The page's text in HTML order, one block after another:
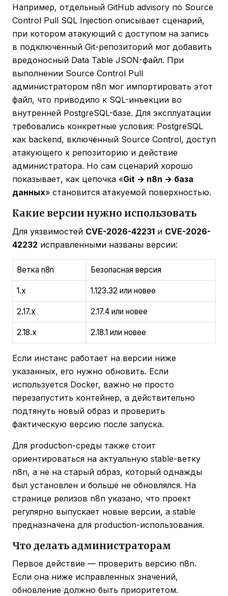
Например, отдельный GitHub advisory по Source
Control Pull SQL Injection описывает сценарий,
при котором атакующий с доступом на запись
в подключённый Git-репозиторий мог добавить
вредоносный Data Table JSON-файл. При
выполнении Source Control Pull
администратором n8n мог импортировать этот
файл, что приводило к SQL-инъекции во
внутренней PostgreSQL-базе. Для эксплуатации
требовались конкретные условия: PostgreSQL
как backend, включённый Source Control, доступ
атакующего к репозиторию и действие
администратора. Но сам сценарий хорошо
показывает, как цепочка «Git → n8n → база
данных» становится атакуемой поверхностью.
Какие версии нужно использовать
Для уязвимостей CVE-2026-42231 и CVE-2026-
42232 исправленными названы версии:
Ветка n8n Безопасная версия
1.x 1.123.32 или новее
2.17.x 2.17.4 или новее
2.18.x 2.18.1 или новее
Если инстанс работает на версии ниже
указанных, его нужно обновить. Если
используется Docker, важно не просто
перезапустить контейнер, а действительно
подтянуть новый образ и проверить
фактическую версию после запуска.
Для production-среды также стоит
ориентироваться на актуальную stable-ветку
n8n, а не на старый образ, который однажды
был установлен и больше не обновлялся. На
странице релизов n8n указано, что проект
регулярно выпускает новые версии, а stable
предназначена для production-использования.
Что делать администраторам
Первое действие — проверить версию n8n.
Если она ниже исправленных значений,
обновление должно быть приоритетом.